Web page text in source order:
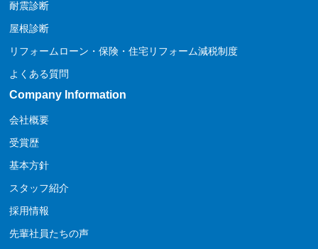
耐震診断
屋根診断
リフォームローン・保険・住宅リフォーム減税制度
よくある質問
Company Information
会社概要
受賞歴
基本方針
スタッフ紹介
採用情報
先輩社員たちの声